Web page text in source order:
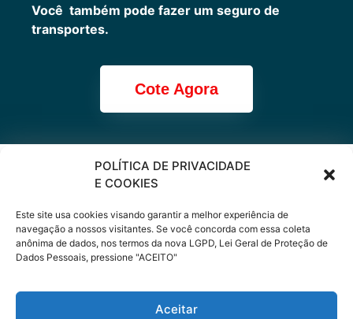
POLÍTICA DE PRIVACIDADE
E COOKIES
Este site usa cookies visando garantir a melhor experiência de
navegação a nossos visitantes. Se você concorda com essa coleta
anônima de dados, nos termos da nova LGPD, Lei Geral de Proteção de
Dados Pessoais, pressione "ACEITO"
Aceitar
Você também pode fazer um seguro de
transportes.
Cote Agora
Cote online ou
peça via
WhatsApp
(11) 9 66200333